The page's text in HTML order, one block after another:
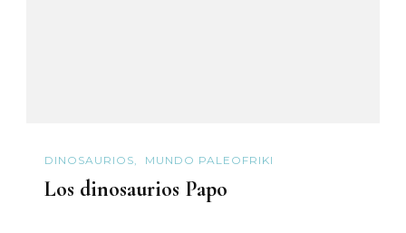
DINOSAURIOS MUNDO PALEOFRIKI
Los dinosaurios Papo